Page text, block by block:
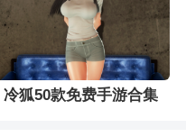
冷狐50款免费手游合集